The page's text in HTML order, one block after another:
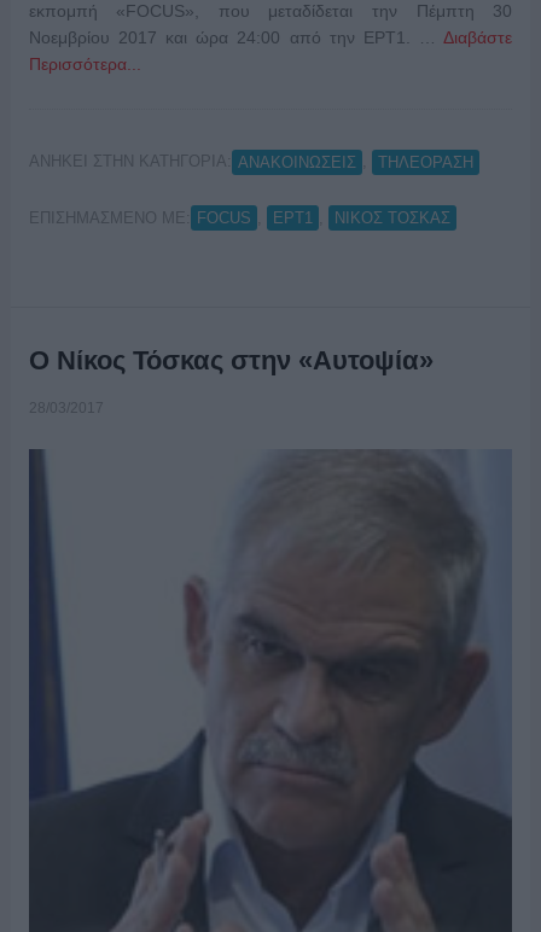
εκπομπή «FOCUS», που μεταδίδεται την Πέμπτη 30
Νοεμβρίου 2017 και ώρα 24:00 από την ΕΡΤ1. …Διαβάστε
Περισσότερα...
ΑΝΗΚΕΙ ΣΤΗΝ ΚΑΤΗΓΟΡΙΑ: ΑΝΑΚΟΙΝΩΣΕΙΣ ΤΗΛΕΟΡΑΣΗ
ΕΠΙΣΗΜΑΣΜΕΝΟ ΜΕ: FOCUS ΕΡΤ1 ΝΙΚΟΣ ΤΟΣΚΑΣ
Ο Νίκος Τόσκας στην «Αυτοψία»
28/03/2017